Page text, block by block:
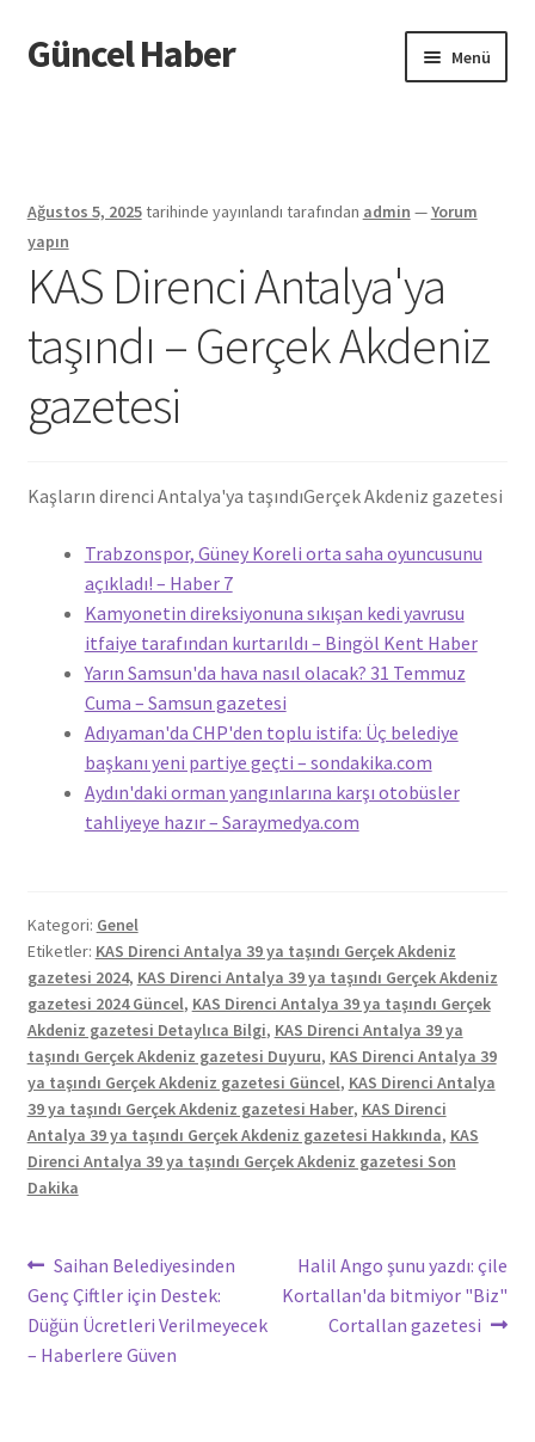
Dolaşıma
geç
İçeriğe
geç
Güncel Haber Menü
Ağustos 5, 2025tarihinde yayınlandı tarafından admin —Yorum
yapın
KAS Direnci Antalya'ya
taşındı – Gerçek Akdeniz
gazetesi
Kaşların direnci Antalya'ya taşındıGerçek Akdeniz gazetesi
Trabzonspor, Güney Koreli orta saha oyuncusunu
açıkladı! – Haber 7
Kamyonetin direksiyonuna sıkışan kedi yavrusu
itfaiye tarafından kurtarıldı – Bingöl Kent Haber
Yarın Samsun'da hava nasıl olacak? 31 Temmuz
Cuma – Samsun gazetesi
Adıyaman'da CHP'den toplu istifa: Üç belediye
başkanı yeni partiye geçti – sondakika.com
Aydın'daki orman yangınlarına karşı otobüsler
tahliyeye hazır – Saraymedya.com
Kategori: Genel
Etiketler: KAS Direnci Antalya 39 ya taşındı Gerçek Akdeniz
gazetesi 2024, KAS Direnci Antalya 39 ya taşındı Gerçek Akdeniz
gazetesi 2024 Güncel, KAS Direnci Antalya 39 ya taşındı Gerçek
Akdeniz gazetesi Detaylıca Bilgi, KAS Direnci Antalya 39 ya
taşındı Gerçek Akdeniz gazetesi Duyuru, KAS Direnci Antalya 39
ya taşındı Gerçek Akdeniz gazetesi Güncel, KAS Direnci Antalya
39 ya taşındı Gerçek Akdeniz gazetesi Haber, KAS Direnci
Antalya 39 ya taşındı Gerçek Akdeniz gazetesi Hakkında, KAS
Direnci Antalya 39 ya taşındı Gerçek Akdeniz gazetesi Son
Dakika
Yazı
gezinmesi
Önceki
yazı:
Saihan Belediyesinden
Genç Çiftler için Destek:
Düğün Ücretleri Verilmeyecek
– Haberlere Güven
Sonraki
yazı:
Halil Ango şunu yazdı: çile
Kortallan'da bitmiyor "Biz"
Cortallan gazetesi